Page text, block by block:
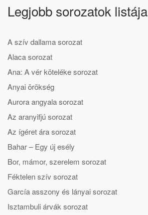
Legjobb sorozatok listája
A szív dallama sorozat
Alaca sorozat
Ana: A vér köteléke sorozat
Anyai örökség
Aurora angyala sorozat
Az aranyifjú sorozat
Az ígéret ára sorozat
Bahar – Egy új esély
Bor, mámor, szerelem sorozat
Féktelen szív sorozat
García asszony és lányai sorozat
Isztambuli árvák sorozat